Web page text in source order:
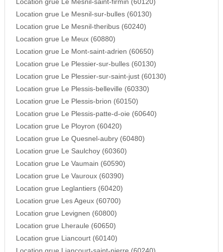
Location grue Le Mesnil-saint-firmin (60120)
Location grue Le Mesnil-sur-bulles (60130)
Location grue Le Mesnil-theribus (60240)
Location grue Le Meux (60880)
Location grue Le Mont-saint-adrien (60650)
Location grue Le Plessier-sur-bulles (60130)
Location grue Le Plessier-sur-saint-just (60130)
Location grue Le Plessis-belleville (60330)
Location grue Le Plessis-brion (60150)
Location grue Le Plessis-patte-d-oie (60640)
Location grue Le Ployron (60420)
Location grue Le Quesnel-aubry (60480)
Location grue Le Saulchoy (60360)
Location grue Le Vaumain (60590)
Location grue Le Vauroux (60390)
Location grue Leglantiers (60420)
Location grue Les Ageux (60700)
Location grue Levignen (60800)
Location grue Lheraule (60650)
Location grue Liancourt (60140)